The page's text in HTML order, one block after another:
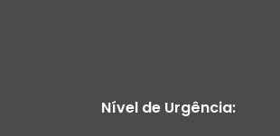
Nível de Urgência: